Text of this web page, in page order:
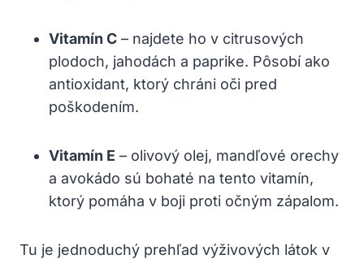
Vitamín ​C – najdete ho v citrusových
plodoch,⁤ jahodách ⁢a ⁣paprike. Pôsobí‌ ako
antioxidant, ktorý chráni oči pred
poškodením.
Vitamín E – olivový⁤ olej, ‌mandľové orechy
‍a avokádo sú bohaté na tento‌ vitamín,
ktorý pomáha v ⁣boji‍ proti očným ‌zápalom.
Tu je ‍jednoduchý prehľad výživových látok⁣ v